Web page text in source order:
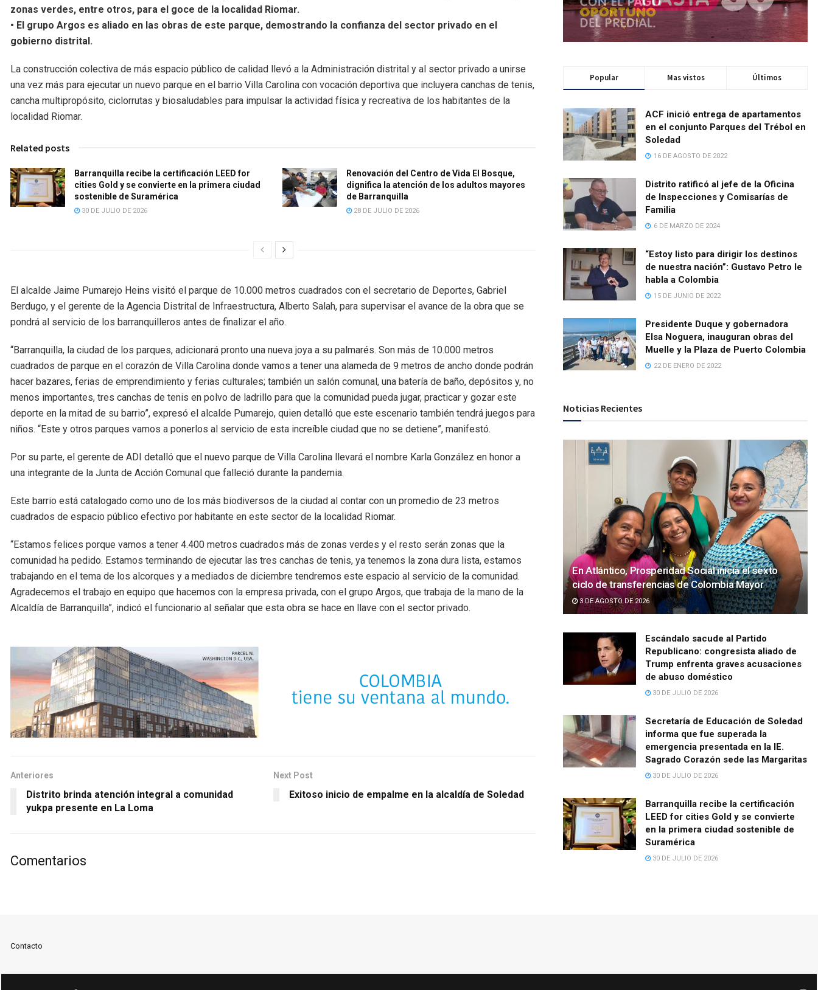
zonas verdes, entre otros, para el goce de la localidad Riomar.
• El grupo Argos es aliado en las obras de este parque, demostrando la confianza del sector privado en el
gobierno distrital.
La construcción colectiva de más espacio público de calidad llevó a la Administración distrital y al sector privado a unirse
una vez más para ejecutar un nuevo parque en el barrio Villa Carolina con vocación deportiva que incluyera canchas de tenis,
cancha multipropósito, ciclorrutas y biosaludables para impulsar la actividad física y recreativa de los habitantes de la
localidad Riomar.
Related posts
Barranquilla recibe la certificación LEED for
cities Gold y se convierte en la primera ciudad
sostenible de Suramérica
30 DE JULIO DE 2026
Renovación del Centro de Vida El Bosque,
dignifica la atención de los adultos mayores
de Barranquilla
28 DE JULIO DE 2026
El alcalde Jaime Pumarejo Heins visitó el parque de 10.000 metros cuadrados con el secretario de Deportes, Gabriel
Berdugo, y el gerente de la Agencia Distrital de Infraestructura, Alberto Salah, para supervisar el avance de la obra que se
pondrá al servicio de los barranquilleros antes de finalizar el año.
“Barranquilla, la ciudad de los parques, adicionará pronto una nueva joya a su palmarés. Son más de 10.000 metros
cuadrados de parque en el corazón de Villa Carolina donde vamos a tener una alameda de 9 metros de ancho donde podrán
hacer bazares, ferias de emprendimiento y ferias culturales; también un salón comunal, una batería de baño, depósitos y, no
menos importantes, tres canchas de tenis en polvo de ladrillo para que la comunidad pueda jugar, practicar y gozar este
deporte en la mitad de su barrio”, expresó el alcalde Pumarejo, quien detalló que este escenario también tendrá juegos para
niños. “Este y otros parques vamos a ponerlos al servicio de esta increíble ciudad que no se detiene”, manifestó.
Por su parte, el gerente de ADI detalló que el nuevo parque de Villa Carolina llevará el nombre Karla González en honor a
una integrante de la Junta de Acción Comunal que falleció durante la pandemia.
Este barrio está catalogado como uno de los más biodiversos de la ciudad al contar con un promedio de 23 metros
cuadrados de espacio público efectivo por habitante en este sector de la localidad Riomar.
“Estamos felices porque vamos a tener 4.400 metros cuadrados más de zonas verdes y el resto serán zonas que la
comunidad ha pedido. Estamos terminando de ejecutar las tres canchas de tenis, ya tenemos la zona dura lista, estamos
trabajando en el tema de los alcorques y a mediados de diciembre tendremos este espacio al servicio de la comunidad.
Agradecemos el trabajo en equipo que hacemos con la empresa privada, con el grupo Argos, que trabaja de la mano de la
Alcaldía de Barranquilla”, indicó el funcionario al señalar que esta obra se hace en llave con el sector privado.
Anteriores
Distrito brinda atención integral a comunidad
yukpa presente en La Loma
Next Post
Exitoso inicio de empalme en la alcaldía de Soledad
Comentarios
Popular Mas vistos Últimos
ACF inició entrega de apartamentos
en el conjunto Parques del Trébol en
Soledad
16 DE AGOSTO DE 2022
Distrito ratificó al jefe de la Oficina
de Inspecciones y Comisarías de
Familia
6 DE MARZO DE 2024
“Estoy listo para dirigir los destinos
de nuestra nación”: Gustavo Petro le
habla a Colombia
15 DE JUNIO DE 2022
Presidente Duque y gobernadora
Elsa Noguera, inauguran obras del
Muelle y la Plaza de Puerto Colombia
22 DE ENERO DE 2022
Noticias Recientes
En Atlántico, Prosperidad Social inicia el sexto
ciclo de transferencias de Colombia Mayor
3 DE AGOSTO DE 2026
Escándalo sacude al Partido
Republicano: congresista aliado de
Trump enfrenta graves acusaciones
de abuso doméstico
30 DE JULIO DE 2026
Secretaría de Educación de Soledad
informa que fue superada la
emergencia presentada en la IE.
Sagrado Corazón sede las Margaritas
30 DE JULIO DE 2026
Barranquilla recibe la certificación
LEED for cities Gold y se convierte
en la primera ciudad sostenible de
Suramérica
30 DE JULIO DE 2026
Contacto